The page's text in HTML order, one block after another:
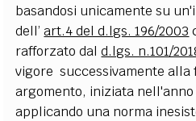
basandosi unicamente su
dell’art.4 del d.lgs. 196/2003
rafforzato dald.lgs. n.101/
vigore successivamente alla
argomento, iniziata nell'anno
applicando una norma